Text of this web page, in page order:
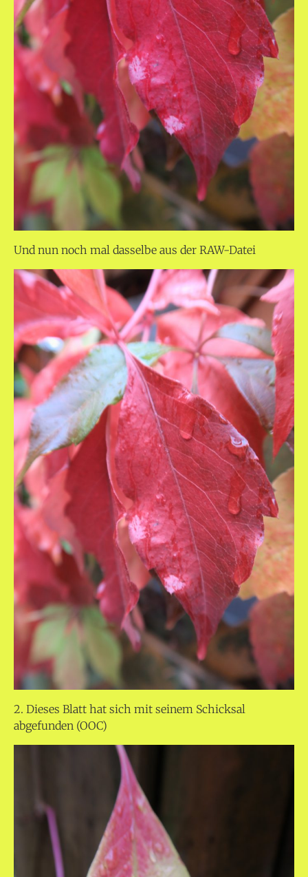
Und nun noch mal dasselbe aus der RAW-Datei
2. Dieses Blatt hat sich mit seinem Schicksal
abgefunden (OOC)